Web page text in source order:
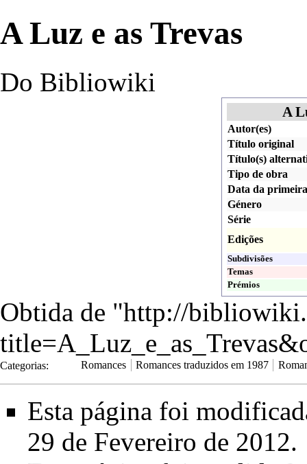
A Luz e as Trevas
Do Bibliowiki
A
Autor(es)
Título original
Título(s)
Tipo de obra
Data da
Género
Série
Edições
Subdivisões
Temas
Prémios
Obtida de "http://
Categorias: Romances Romances traduzidos em 1987
Esta página foi
29 de Fevereiro de 2012.